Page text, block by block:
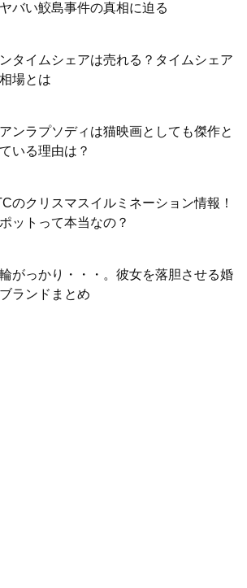
バい鮫島事件の真相に迫る
タイムシェアは売れる？タイムシェア
場とは
ンラプソディは猫映画としても傑作と
いる理由は？
のクリスマスイルミネーション情報！
ットって本当なの？
がっかり・・・。彼女を落胆させる婚
ランドまとめ